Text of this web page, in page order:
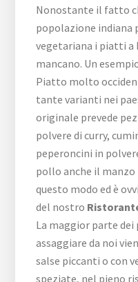
Nonostante il fatto
popolazione indiana
vegetariana i piatti a
mancano. Un
Piatto molto
tante varianti nei
originale prevede
polvere di curry,
peperoncini in
pollo anche il manzo
questo modo ed è
del nostro
La maggior parte
assaggiare da noi
salse piccanti o con
speziate, nel pieno